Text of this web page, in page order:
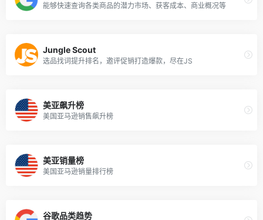
能够快速查询各类商品的潜力市场、获客成本、商业概况等
Jungle Scout
选品找词提升排名，邀评促销打造爆款，尽在JS
美亚飙升榜
美国亚马逊销售飙升榜
美亚销量榜
美国亚马逊销量排行榜
谷歌品类趋势